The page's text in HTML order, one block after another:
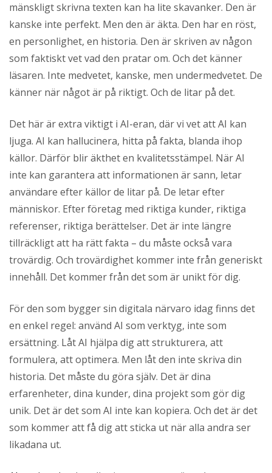
mänskligt skrivna texten kan ha lite skavanker. Den är
kanske inte perfekt. Men den är äkta. Den har en röst,
en personlighet, en historia. Den är skriven av någon
som faktiskt vet vad den pratar om. Och det känner
läsaren. Inte medvetet, kanske, men undermedvetet. De
känner när något är på riktigt. Och de litar på det.
Det här är extra viktigt i AI-eran, där vi vet att AI kan
ljuga. AI kan hallucinera, hitta på fakta, blanda ihop
källor. Därför blir äkthet en kvalitetsstämpel. När AI
inte kan garantera att informationen är sann, letar
användare efter källor de litar på. De letar efter
människor. Efter företag med riktiga kunder, riktiga
referenser, riktiga berättelser. Det är inte längre
tillräckligt att ha rätt fakta – du måste också vara
trovärdig. Och trovärdighet kommer inte från generiskt
innehåll. Det kommer från det som är unikt för dig.
För den som bygger sin digitala närvaro idag finns det
en enkel regel: använd AI som verktyg, inte som
ersättning. Låt AI hjälpa dig att strukturera, att
formulera, att optimera. Men låt den inte skriva din
historia. Det måste du göra själv. Det är dina
erfarenheter, dina kunder, dina projekt som gör dig
unik. Det är det som AI inte kan kopiera. Och det är det
som kommer att få dig att sticka ut när alla andra ser
likadana ut.